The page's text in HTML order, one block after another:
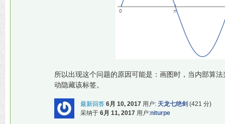
所以出现这个问题的原因可能是：画图时，当内部算
动隐藏该标签。
最新回答 6月 10, 2017 用户: 天龙七绝剑 (421 分)
采纳于 6月 11, 2017 用户:niturpe